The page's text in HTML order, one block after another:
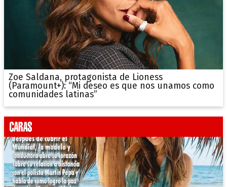
Zoe Saldana, protagonista de Lioness
(Paramount+): “Mi deseo es que nos unamos como
comunidades latinas”